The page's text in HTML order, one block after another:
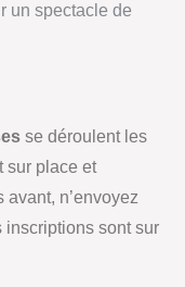
un spectacle de
se déroulent les
sur place et
avant, n’envoyez
inscriptions sont sur